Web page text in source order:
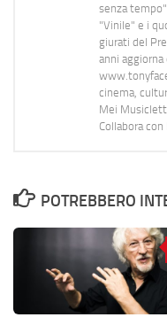
senza
"Vinile" e i
giurati del
anni
cinema,
Mei
Collabora
POTREBBERO